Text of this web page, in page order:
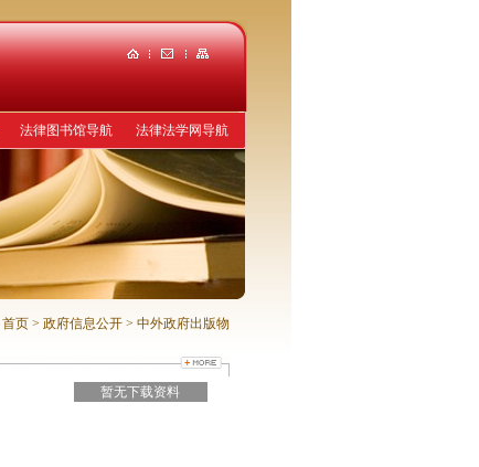
法律图书馆导航 法律法学网导航
首页 > 政府信息公开 > 中外政府出版物
暂无下载资料